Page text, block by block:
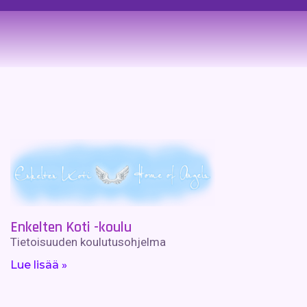
Enkelten Koti -koulu
Tietoisuuden koulutusohjelma
Lue lisää »